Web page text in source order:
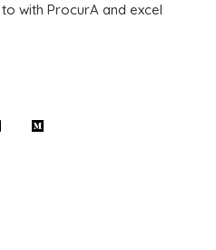
with ProcurA and excel